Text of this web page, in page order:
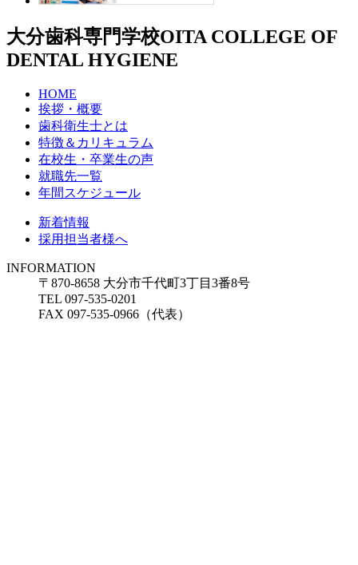
大分歯科専門学校OITA COLLEGE OF
DENTAL HYGIENE
HOME
挨拶・概要
歯科衛生士とは
特徴＆カリキュラム
在校生・卒業生の声
就職先一覧
年間スケジュール
新着情報
採用担当者様へ
INFORMATION
〒870-8658 大分市千代町3丁目3番8号
TEL 097-535-0201
FAX 097-535-0966（代表）